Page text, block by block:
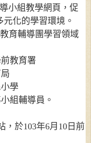
小組教學網頁，促
化的學習環境。
育輔導團學習領域
教育署
學
組輔導員。
，於103年6月 10 日前